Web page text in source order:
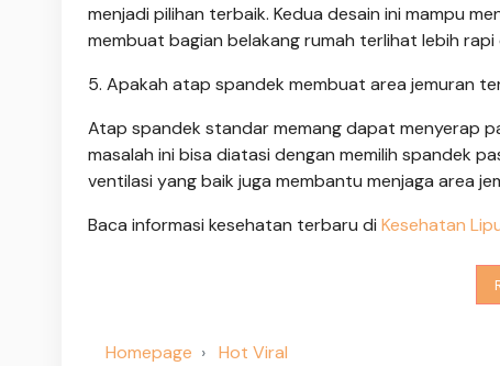
menjadi pilihan terbaik. Kedua desain ini mampu
membuat bagian belakang rumah terlihat lebih rapi
5. Apakah atap spandek membuat area jemuran
Atap spandek standar memang dapat menyerap
masalah ini bisa diatasi dengan memilih spandek
ventilasi yang baik juga membantu menjaga area
Baca informasi kesehatan terbaru di Kesehatan
Homepage
Hot Viral